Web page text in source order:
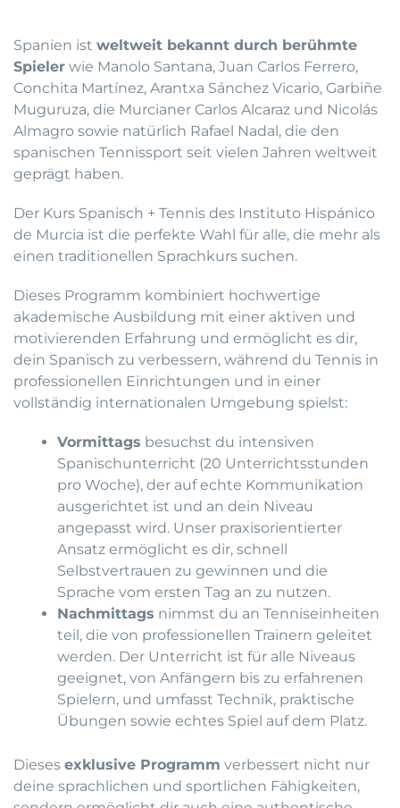
Spanien ist weltweit bekannt durch berühmte
Spieler wie Manolo Santana, Juan Carlos Ferrero,
Conchita Martínez, Arantxa Sánchez Vicario, Garbiñe
Muguruza, die Murcianer Carlos Alcaraz und Nicolás
Almagro sowie natürlich Rafael Nadal, die den
spanischen Tennissport seit vielen Jahren weltweit
geprägt haben.
Der Kurs Spanisch + Tennis des Instituto Hispánico
de Murcia ist die perfekte Wahl für alle, die mehr als
einen traditionellen Sprachkurs suchen.
Dieses Programm kombiniert hochwertige
akademische Ausbildung mit einer aktiven und
motivierenden Erfahrung und ermöglicht es dir,
dein Spanisch zu verbessern, während du Tennis in
professionellen Einrichtungen und in einer
vollständig internationalen Umgebung spielst:
Vormittags besuchst du intensiven
Spanischunterricht (20 Unterrichtsstunden
pro Woche), der auf echte Kommunikation
ausgerichtet ist und an dein Niveau
angepasst wird. Unser praxisorientierter
Ansatz ermöglicht es dir, schnell
Selbstvertrauen zu gewinnen und die
Sprache vom ersten Tag an zu nutzen.
Nachmittags nimmst du an Tenniseinheiten
teil, die von professionellen Trainern geleitet
werden. Der Unterricht ist für alle Niveaus
geeignet, von Anfängern bis zu erfahrenen
Spielern, und umfasst Technik, praktische
Übungen sowie echtes Spiel auf dem Platz.
Dieses exklusive Programm verbessert nicht nur
deine sprachlichen und sportlichen Fähigkeiten,